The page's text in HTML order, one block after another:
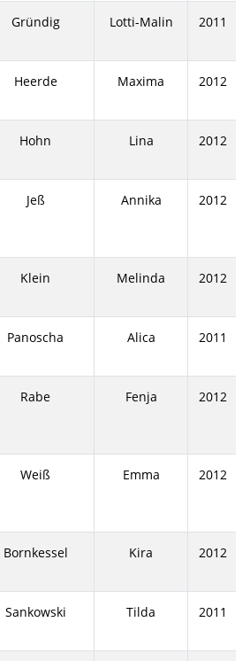
Gründig Lotti-Malin 2011
Heerde Maxima 2012
Hohn Lina 2012
Jeß Annika 2012
Klein Melinda 2012
Panoscha Alica 2011
Rabe Fenja 2012
Weiß Emma 2012
Bornkessel Kira 2012
Sankowski Tilda 2011